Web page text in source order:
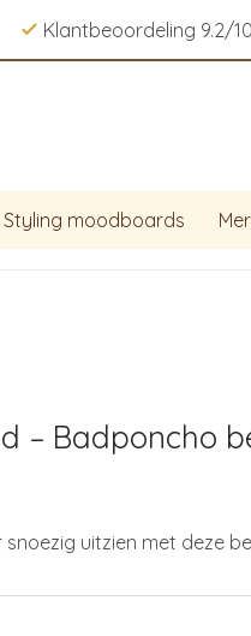
Klantbeoordeling 9.2/10
Styling moodboards
– Badponcho
uitzien met deze